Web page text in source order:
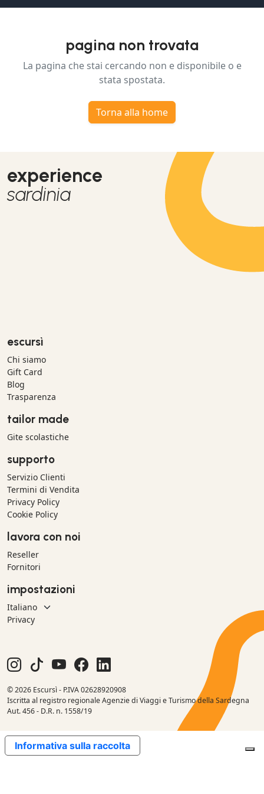
pagina non trovata
La pagina che stai cercando non e disponibile o e
stata spostata.
Torna alla home
experience
sardinia
escursì
Chi siamo
Gift Card
Blog
Trasparenza
tailor made
Gite scolastiche
supporto
Servizio Clienti
Termini di Vendita
Privacy Policy
Cookie Policy
lavora con noi
Reseller
Fornitori
impostazioni
Privacy
© 2026 Escursì - P.IVA 02628920908
Iscritta al registro regionale Agenzie di Viaggi e Turismo della Sardegna
Aut. 456 - D.R. n. 1558/19
Informativa sulla raccolta